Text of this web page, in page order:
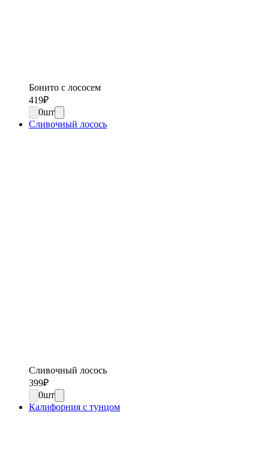
Бонито с лососем
419₽
0шт
Сливочный лосось
Сливочный лосось
399₽
0шт
Калифорния с тунцом